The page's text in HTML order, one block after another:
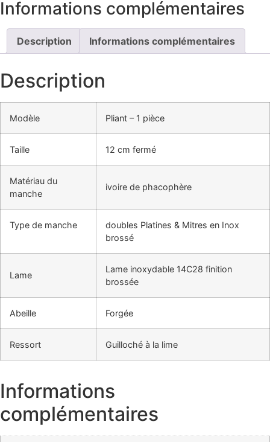
Informations complémentaires
Description Informations complémentaires
Description
Modèle Pliant – 1 pièce
Taille 12 cm fermé
Matériau du
manche
ivoire de phacophère
Type de manche
doubles Platines & Mitres en Inox
brossé
Lame
Lame inoxydable 14C28 finition
brossée
Abeille Forgée
Ressort Guilloché à la lime
Informations
complémentaires